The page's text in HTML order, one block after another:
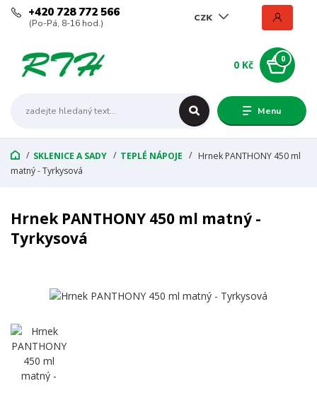
Menu
CZK
+420 728 772 566
(Po-Pá, 8-16 hod.)
0
0 Kč
SKLENICE A SADY TEPLÉ NÁPOJE
Hrnek PANTHONY 450 ml
matný - Tyrkysová
Hrnek PANTHONY 450 ml matný -
Tyrkysová